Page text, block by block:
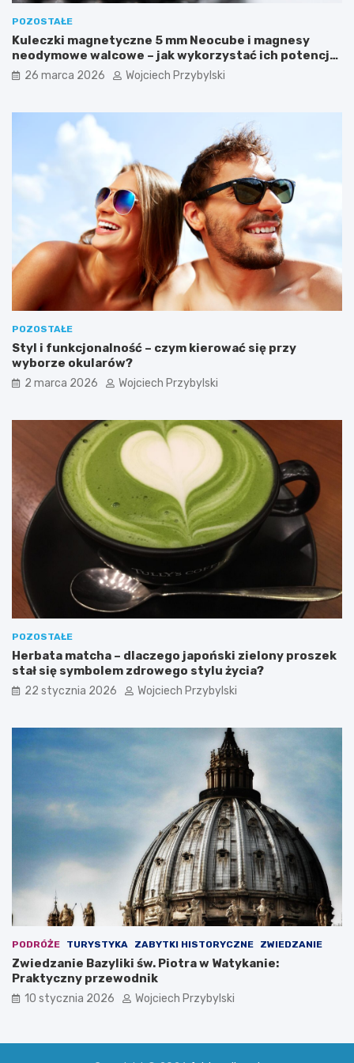
h
u
r
a
?
a
j
e
i
z
h
W
k
a
n
o
POZOSTAŁE
Kuleczki magnetyczne 5 mm Neocube i magnesy
neodymowe walcowe – jak wykorzystać ich potencjał
w kreatywnych i praktycznych zastosowaniach?
26 marca 2026 Wojciech Przybylski
POZOSTAŁE
Styl i funkcjonalność – czym kierować się przy
wyborze okularów?
2 marca 2026 Wojciech Przybylski
POZOSTAŁE
Herbata matcha – dlaczego japoński zielony proszek
stał się symbolem zdrowego stylu życia?
22 stycznia 2026 Wojciech Przybylski
PODRÓŻE TURYSTYKA ZABYTKI HISTORYCZNE ZWIEDZANIE
Zwiedzanie Bazyliki św. Piotra w Watykanie:
Praktyczny przewodnik
10 stycznia 2026 Wojciech Przybylski